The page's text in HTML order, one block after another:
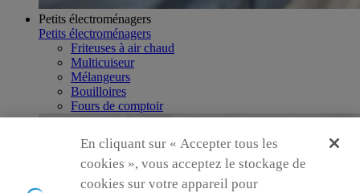
Petits électroménagers
Petits électroménagers
Friteuses à air chaud
Multicuiseur
Mélangeurs
Bouilloires
Fours de comptoir
En cliquant sur « Accepter tous les
cookies », vous acceptez le stockage de
cookies sur votre appareil pour